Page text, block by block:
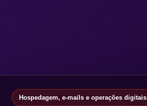
Hospedagem, e-mails e operações digitais